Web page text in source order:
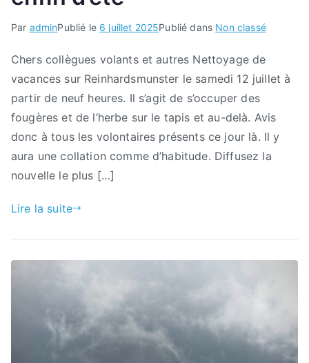
Par adminPublié le 6 juillet 2025Publié dans Non classé
Chers collègues volants et autres Nettoyage de
vacances sur Reinhardsmunster le samedi 12 juillet à
partir de neuf heures. Il s’agit de s’occuper des
fougères et de l’herbe sur le tapis et au-delà. Avis
donc à tous les volontaires présents ce jour là. Il y
aura une collation comme d’habitude. Diffusez la
nouvelle le plus […]
Lire la suite